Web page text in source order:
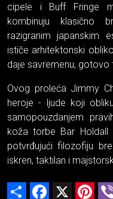
cipele i Buff Fringe
kombinuju klasično
razigranim japanskim
ističe arhitektonski
daje savremenu, gotovo
Ovog proleća Jimmy
heroje - ljude koji
samopouzdanjem
koža torbe Bar Holdall
potvrđujući filozofiju
iskren, taktilan i
Share Facebook